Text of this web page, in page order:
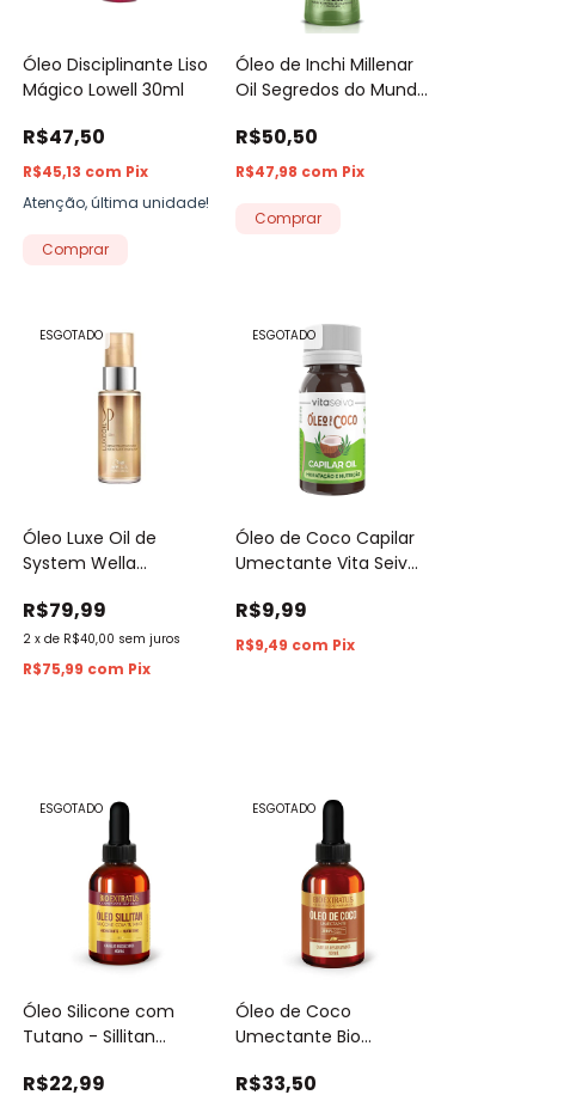
Óleo Disciplinante Liso
Mágico Lowell 30ml
R$47,50
R$45,13 com Pix
Atenção, última unidade!
Óleo de Inchi Millenar
Oil Segredos do Mundo
R$50,50
R$47,98 com Pix
ESGOTADO
Óleo Luxe Oil de
System Wella
R$79,99
2 xde R$40,00 sem juros
R$75,99 com Pix
ESGOTADO
Óleo de Coco Capilar
Umectante Vita Seiva
R$9,99
R$9,49 com Pix
ESGOTADO
Óleo Silicone com
Tutano - Sillitan
40ml
R$22,99
ESGOTADO
Óleo de Coco
Umectante Bio
R$33,50